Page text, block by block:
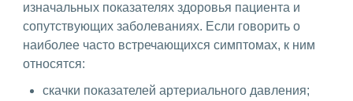
изначальных показателях здоровья пациента и
сопутствующих заболеваниях. Если говорить о
наиболее часто встречающихся симптомах, к ним
относятся:
скачки показателей артериального давления;